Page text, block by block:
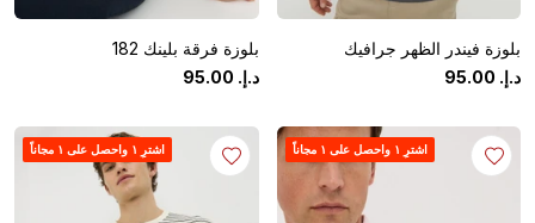
بلوزة فيندر الظهر جرافيك
د.إ.
95.00
بلوزة فرقة بلينك 182
د.إ.
95.00
اشترِ ١ واحصل على ١ مجاناً اشترِ ١ واحصل على ١ مجاناً